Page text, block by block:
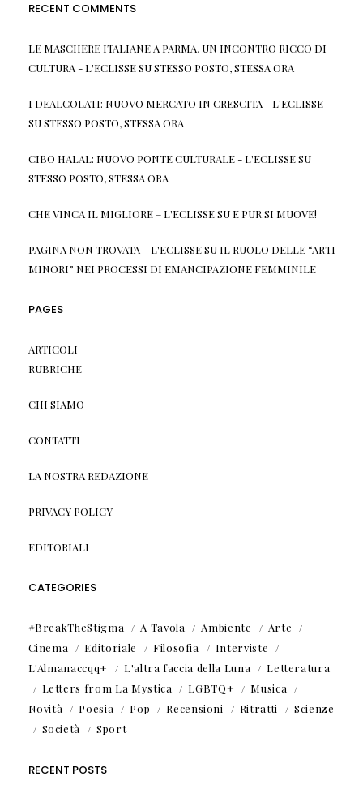
RECENT COMMENTS
LE MASCHERE ITALIANE A PARMA, UN INCONTRO RICCO DI
CULTURA - L'ECLISSESUSTESSO POSTO, STESSA ORA
I DEALCOLATI: NUOVO MERCATO IN CRESCITA - L'ECLISSE
SUSTESSO POSTO, STESSA ORA
CIBO HALAL: NUOVO PONTE CULTURALE - L'ECLISSESU
STESSO POSTO, STESSA ORA
CHE VINCA IL MIGLIORE – L'ECLISSESU E PUR SI MUOVE!
PAGINA NON TROVATA – L'ECLISSESU IL RUOLO DELLE “ARTI
MINORI” NEI PROCESSI DI EMANCIPAZIONE FEMMINILE
PAGES
ARTICOLI
RUBRICHE
CHI SIAMO
CONTATTI
LA NOSTRA REDAZIONE
PRIVACY POLICY
EDITORIALI
CATEGORIES
#BreakTheStigma A Tavola Ambiente
Arte
Cinema
Editoriale Filosofia
Interviste
L'Almanaccqq+
L'altra faccia della Luna
Letteratura
Letters from La Mystica
LGBTQ+
Musica
Novità
Poesia Pop Recensioni Ritratti
Scienze
Società
Sport
RECENT POSTS